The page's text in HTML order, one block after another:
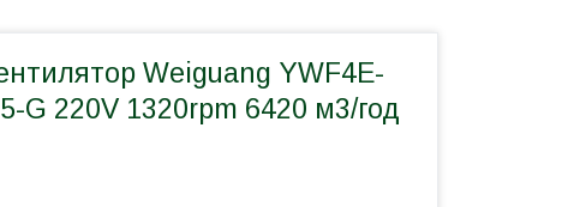
Weiguang YWF4E-
G 220V 1320rpm 6420 м3/год